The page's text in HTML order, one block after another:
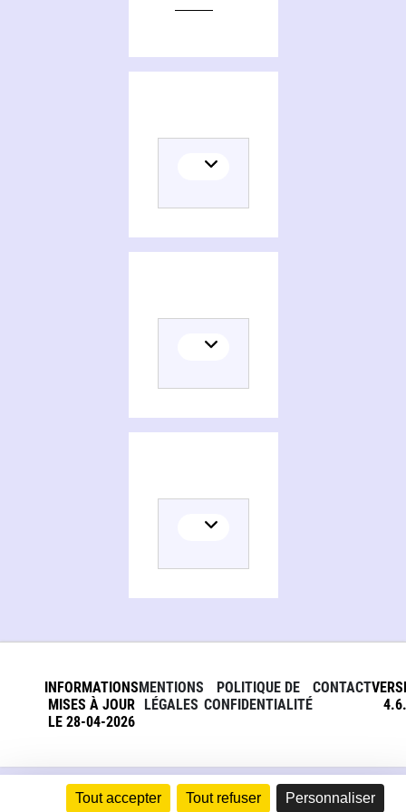
Tout accepter Tout refuser Personnaliser
INFORMATIONS
MISES À JOUR
LE 28-04-2026
MENTIONS
LÉGALES
POLITIQUE DE
CONFIDENTIALITÉ
CONTACT